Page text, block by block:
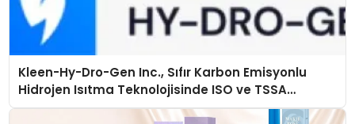
Kleen-Hy-Dro-Gen Inc., Sıfır Karbon Emisyonlu
Hidrojen Isıtma Teknolojisinde ISO ve TSSA
Düzenleyici Onaylarını Aldı